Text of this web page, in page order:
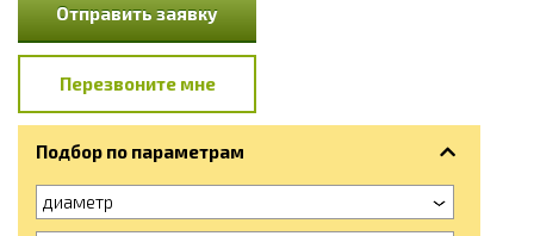
Отправить заявку
Перезвоните мне
Подбор по параметрам
диаметр